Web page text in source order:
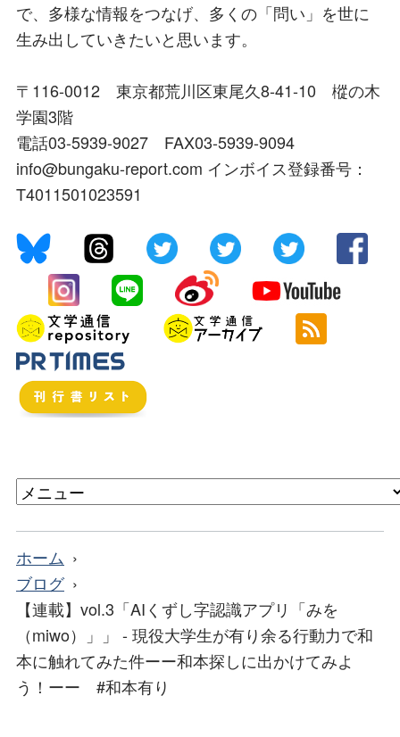
で、多様な情報をつなげ、多くの「問い」を世に
生み出していきたいと思います。
〒116-0012 東京都荒川区東尾久8-41-10 樅の木
学園3階
電話03-5939-9027 FAX03-5939-9094
info@bungaku-report.com インボイス登録番号：
T4011501023591
ホーム
ブログ
【連載】vol.3「AIくずし字認識アプリ「みを
（miwo）」」 - 現役大学生が有り余る行動力で和
本に触れてみた件ーー和本探しに出かけてみよ
う！ーー #和本有り